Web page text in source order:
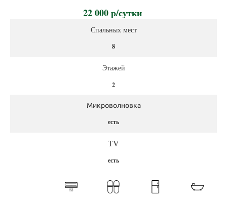
22 000 р/сутки
Спальных мест
8
Этажей
2
Микроволновка
есть
ТV
есть